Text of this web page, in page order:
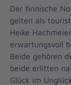
Der finnische
gelten als
Heike
erwartungsvoll
Beide gehören
beide erlitten
Glück im